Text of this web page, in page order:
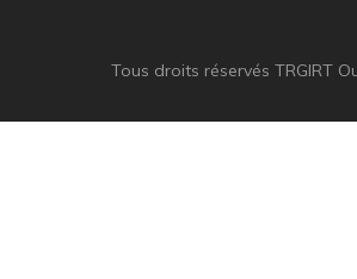
Tous droits réservés TRGIRT